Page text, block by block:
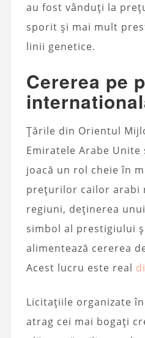
au fost vânduți la
sporit și mai mult
linii genetice.
Cererea pe
Țările din Orientul
Emiratele Arabe Unite
joacă un rol cheie în
prețurilor cailor arabi
regiuni, deținerea
simbol al prestigiului
alimentează cererea
Acest lucru este real
Licitațiile organizate
atrag cei mai bogați